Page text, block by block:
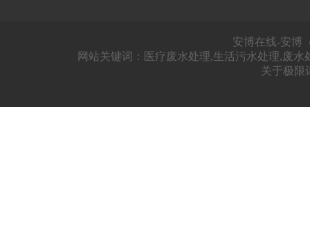
安博在线-安博
网站关键词：医疗废水处理,生活污水处理,废
关于极限